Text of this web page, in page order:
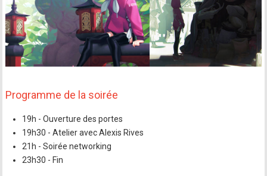
Programme de la soirée
19h - Ouverture des portes
19h30 - Atelier avec Alexis Rives
21h - Soirée networking
23h30 - Fin